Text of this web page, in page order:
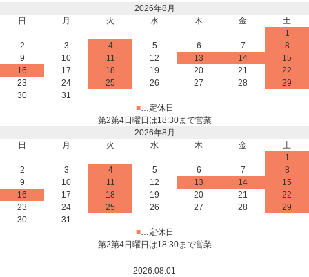
2026年8月
日
月 火 水 木 金
土
1
2
3 4 5 6 7
8
9
10 11 12 13 14
15
16
17 18 19 20 21
22
23
24 25 26 27 28
29
30
31
■…定休日
第2第4日曜日は18:30まで営業
2026年8月
日
月 火 水 木 金
土
1
2
3 4 5 6 7
8
9
10 11 12 13 14
15
16
17 18 19 20 21
22
23
24 25 26 27 28
29
30
31
■…定休日
第2第4日曜日は18:30まで営業
2026.08.01